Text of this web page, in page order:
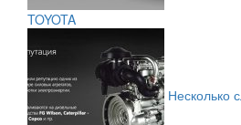
TOYOTA
Несколько